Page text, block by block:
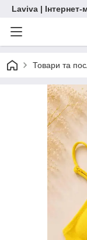
Laviva | Інтернет-
Товари та